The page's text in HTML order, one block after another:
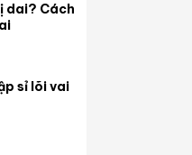
dai? Cách
sỉ lõi vai